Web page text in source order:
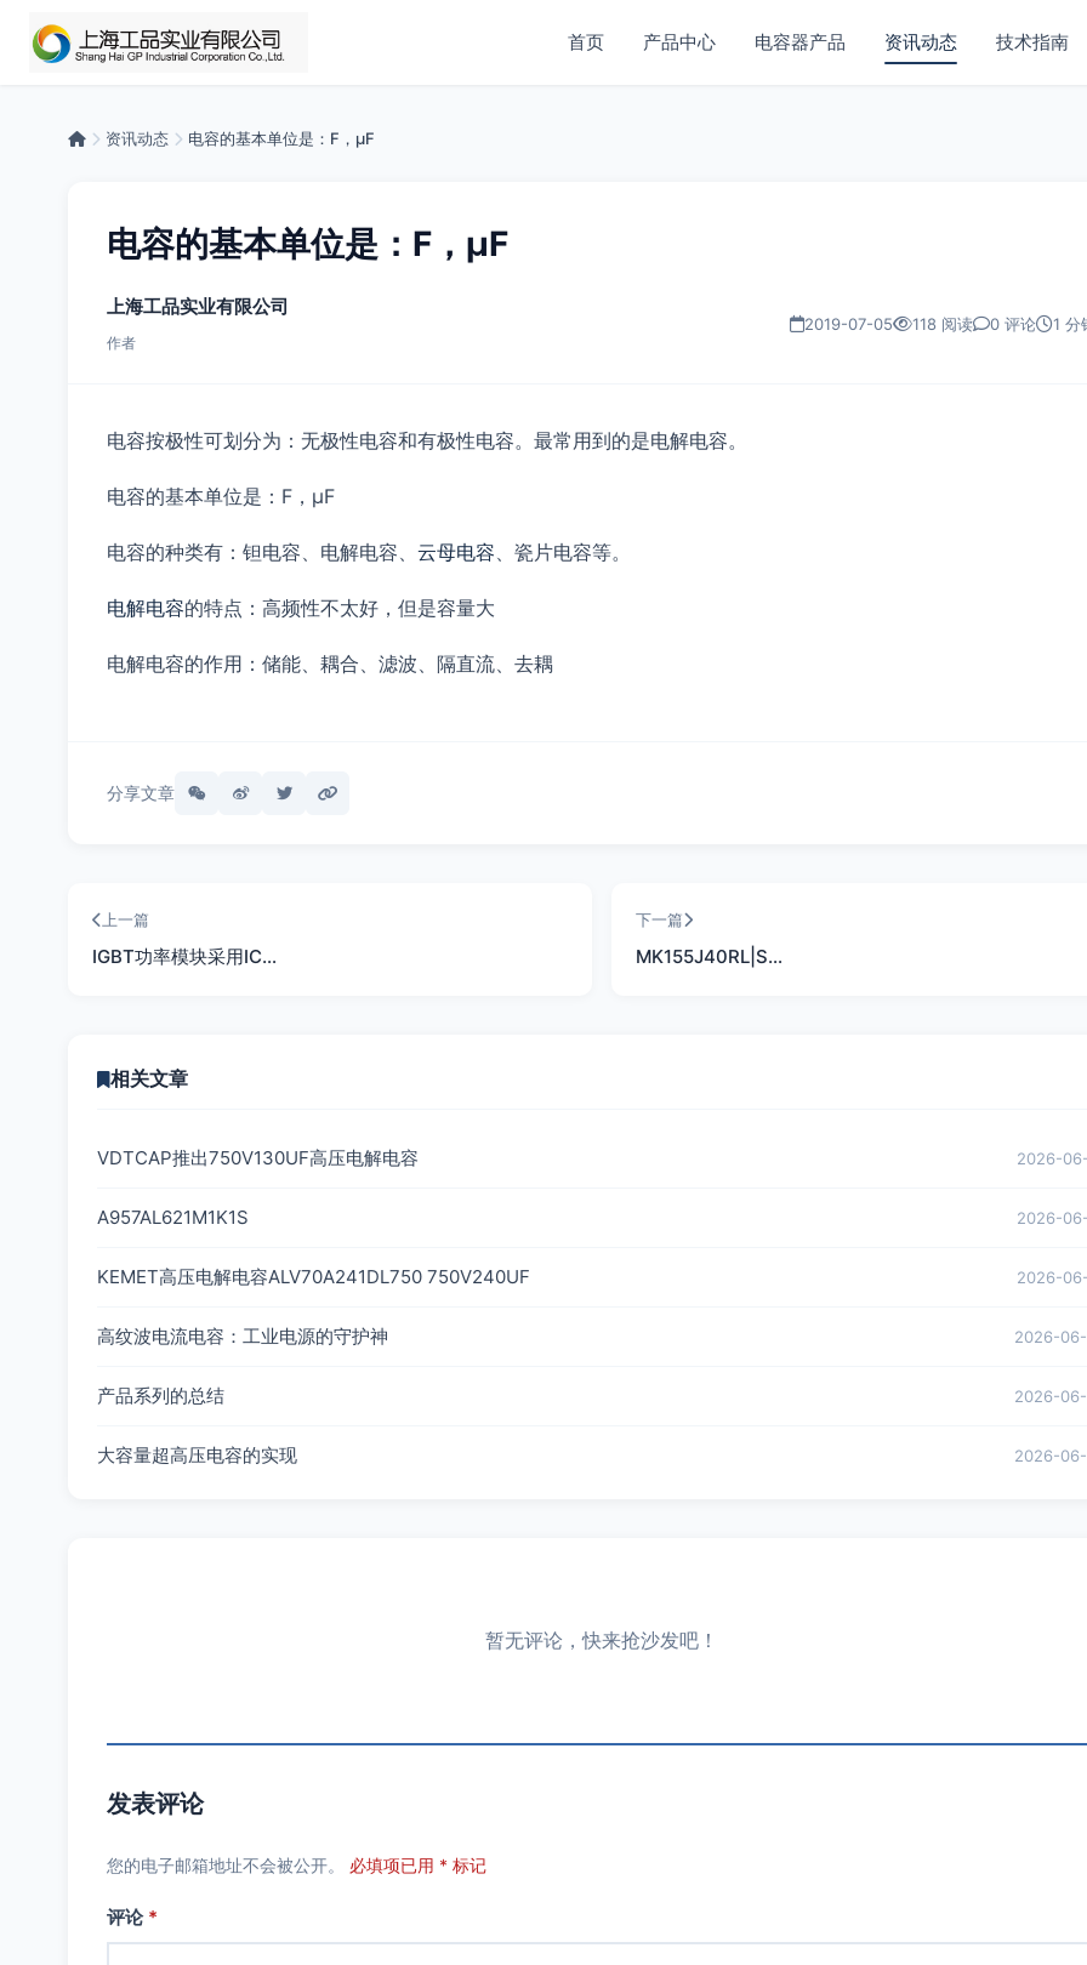
首页 产品中心 电容器产品 资讯动态 技术指南
资讯动态 电容的基本单位是：F，μF
电容的基本单位是：F，μF
上海工品实业有限公司
作者
2019-07-05 118 阅读 0 评论 1 分
电容按极性可划分为：无极性电容和有极性电容。最常用到的是电解电容。
电容的基本单位是：F，μF
电容的种类有：钽电容、电解电容、 云母电容、瓷片电容等。
电解电容的特点：高频性不太好，但是容量大
电解电容的作用：储能、耦合、滤波、隔直流、去耦
分享文章
上一篇
IGBT功率模块采用IC…
下一篇
MK155J40RL|S…
相关文章
VDTCAP推出750V130UF高压电解电容 2026-
A957AL621M1K1S 2026-
KEMET高压电解电容ALV70A241DL750 750V240UF 2026-
高纹波电流电容：工业电源的守护神 2026-
产品系列的总结 2026-
大容量超高压电容的实现 2026-
暂无评论，快来抢沙发吧！
发表评论
您的电子邮箱地址不会被公开。 必填项已用 * 标记
评论 *